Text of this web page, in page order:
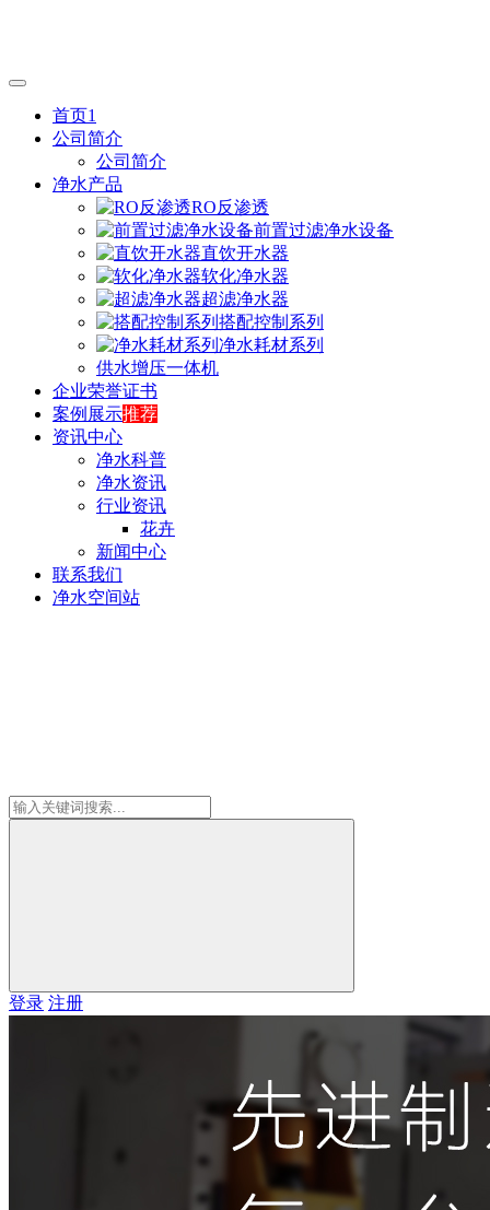
首页1
公司简介
公司简介
净水产品
RO反渗透
前置过滤净水设备
直饮开水器
软化净水器
超滤净水器
搭配控制系列
净水耗材系列
供水增压一体机
企业荣誉证书
案例展示推荐
资讯中心
净水科普
净水资讯
行业资讯
花卉
新闻中心
联系我们
净水空间站
登录 注册